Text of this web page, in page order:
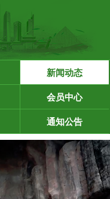
新闻动态
会员中心
通知公告